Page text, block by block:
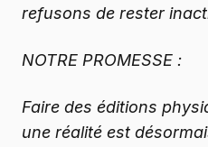
refusons de rester
NOTRE PROMESSE :
Faire des éditions
une réalité est